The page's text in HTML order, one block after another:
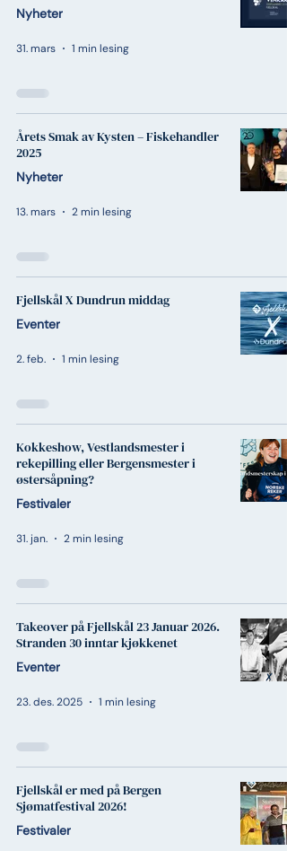
Nyheter
31. mars 1 min lesing
Årets Smak av Kysten – Fiskehandler
2025
Nyheter
13. mars 2 min lesing
Fjellskål X Dundrun middag
Eventer
2. feb. 1 min lesing
Kokkeshow, Vestlandsmester i
rekepilling eller Bergensmester i
østersåpning?
Festivaler
31. jan. 2 min lesing
Takeover på Fjellskål 23 Januar 2026.
Stranden 30 inntar kjøkkenet
Eventer
23. des. 2025 1 min lesing
Fjellskål er med på Bergen
Sjømatfestival 2026!
Festivaler